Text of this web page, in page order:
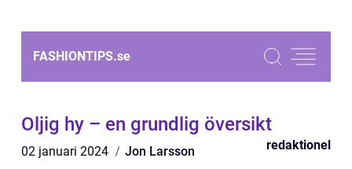
FASHIONTIPS.se
Oljig hy – en grundlig översikt
02 januari 2024 Jon Larsson redaktionel